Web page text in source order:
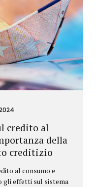
credito al
della
creditizio
gli effetti sul sistema